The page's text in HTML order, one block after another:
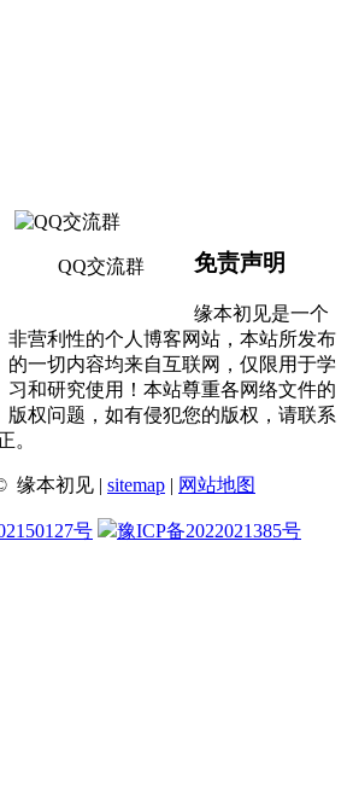
QQ交流群 免责声明
缘本初见是一个
非营利性的个人博客网站，本站所发布
的一切内容均来自互联网，仅限用于学
习和研究使用！本站尊重各网络文件的
版权问题，如有侵犯您的版权，请联系
。
缘本初见 | sitemap | 网站地图
号 豫ICP备2022021385号